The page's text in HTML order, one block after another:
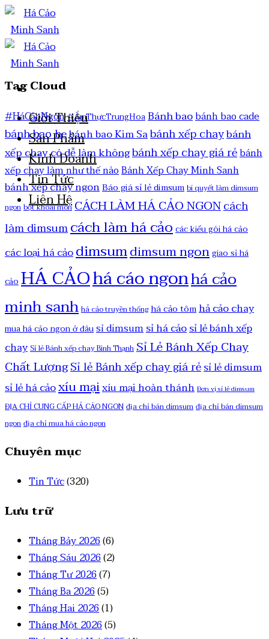
Giới Thiệu
Sản Phẩm
Kinh Doanh
Tin Tức
Liên Hệ
Tag Cloud
#HáCảoNgon#ẨmThựcTrungHoaBánh baobánh bao cade
bánh bao hẹbánh bao Kim Sabánh xếp chaybánh
xếp chay có dễ làm khôngbánh xếp chay giá rẻbánh
xếp chay làm như thế nàoBánh Xếp Chay Minh Sanh
bánh xếp chay ngonBáo giá sỉ lẻ dimsumbí quyết làm dimsum
ngonbột khoai mônCÁCH LÀM HÁ CẢO NGONcách
làm dimsumcách làm há cảocác kiểu gói há cảo
các loại há cảodimsumdimsum ngongiao sỉ há
cảoHÁ CẢOhá cáo ngonhá cảo
minh sanhhá cảo truyền thốnghá cảo tômhả cảo chay
mua há cảo ngon ở đâusỉ dimsumsỉ há cảosỉ lẻ bánh xếp
chaySỉ lẻ Bánh xếp chay Bình ThạnhSỉ Lẻ Bánh Xếp Chay
Chất LượngSỉ lẻ Bánh xếp chay giá rẻsỉ lẻ dimsum
sỉ lẻ há cảoxíu mạixíu mại hoàn thánh Đơn vị sỉ lẻ dimsum
ĐỊA CHỈ CUNG CẤP HẢ CÁO NGONđịa chỉ bán dimsumđịa chỉ bán dimsum
ngonđịa chỉ mua há cảo ngon
Chuyên mục
Tin Tức(320)
Lưu trữ
Tháng Bảy 2026(6)
Tháng Sáu 2026(2)
Tháng Tư 2026(7)
Tháng Ba 2026(5)
Tháng Hai 2026(1)
Tháng Một 2026(5)